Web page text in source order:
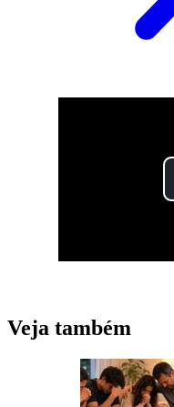
Veja também